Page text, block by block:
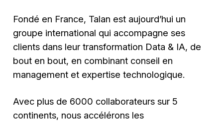
Fondé en France, Talan est aujourd’hui un
groupe international qui accompagne ses
clients dans leur transformation Data & IA, de
bout en bout, en combinant conseil en
management et expertise technologique.
Avec plus de 6000 collaborateurs sur 5
continents, nous accélérons les